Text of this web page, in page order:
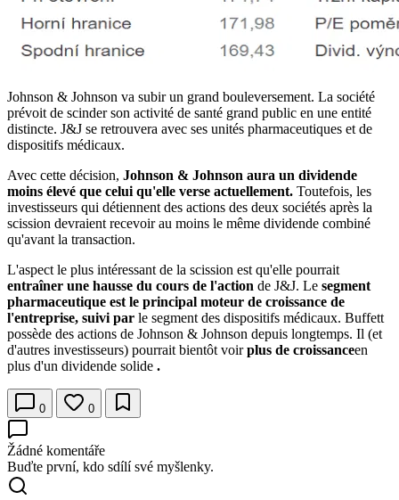
Johnson & Johnson va subir un grand bouleversement. La société
prévoit de scinder son activité de santé grand public en une entité
distincte. J&J se retrouvera avec ses unités pharmaceutiques et de
dispositifs médicaux.
Avec cette décision, Johnson & Johnson aura un dividende
moins élevé que celui qu'elle verse actuellement. Toutefois, les
investisseurs qui détiennent des actions des deux sociétés après la
scission devraient recevoir au moins le même dividende combiné
qu'avant la transaction.
L'aspect le plus intéressant de la scission est qu'elle pourrait
entraîner une hausse du cours de l'action de J&J. Le segment
pharmaceutique est le principal moteur de croissance de
l'entreprise, suivi par le segment des dispositifs médicaux. Buffett
possède des actions de Johnson & Johnson depuis longtemps. Il (et
d'autres investisseurs) pourrait bientôt voirplus de croissanceen
plus d'un dividende solide .
0 0
Žádné komentáře
Buďte první, kdo sdílí své myšlenky.